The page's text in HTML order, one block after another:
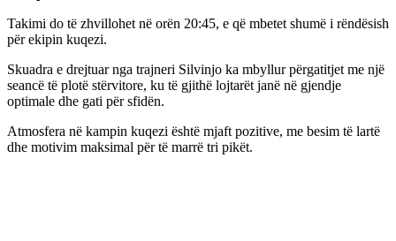
Takimi do të zhvillohet në orën 20:45, e që mbetet shumë i rëndësish
për ekipin kuqezi.
Skuadra e drejtuar nga trajneri Silvinjo ka mbyllur përgatitjet me një
seancë të plotë stërvitore, ku të gjithë lojtarët janë në gjendje
optimale dhe gati për sfidën.
Atmosfera në kampin kuqezi është mjaft pozitive, me besim të lartë
dhe motivim maksimal për të marrë tri pikët.